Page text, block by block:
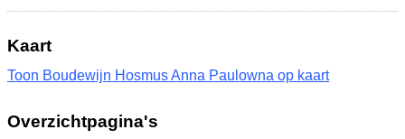
Kaart
Toon Boudewijn Hosmus Anna Paulowna op kaart
Overzichtpagina's